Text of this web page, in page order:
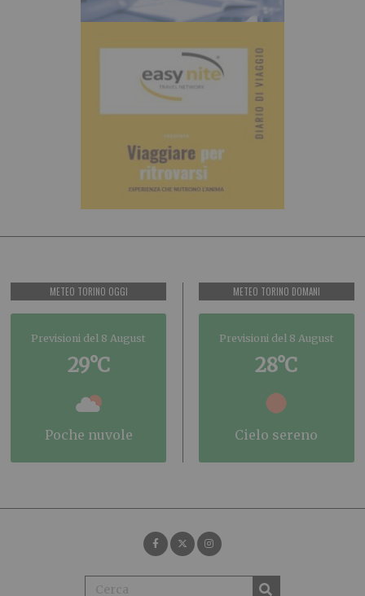
METEO TORINO OGGI
Previsioni del 8 August
29°C
poche nuvole
METEO TORINO DOMANI
Previsioni del 8 August
28°C
cielo sereno